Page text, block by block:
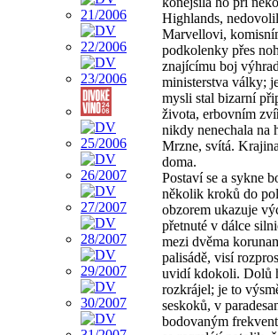
Highlands,
Marvellovi,
podkolenky přes
znajícímu boj
ministerstva války;
mysli stal bizarní
života, erbovním
nikdy nenechala na
Mrzne, svítá.
doma.
Postaví se a sykne
několik kroků do
obzorem ukazuje
přetnuté v dálce
mezi dvěma
palisádě, visí
uvidí kdokoli. Dolů
rozkrájel; je to
seskoků, v
bodovaným